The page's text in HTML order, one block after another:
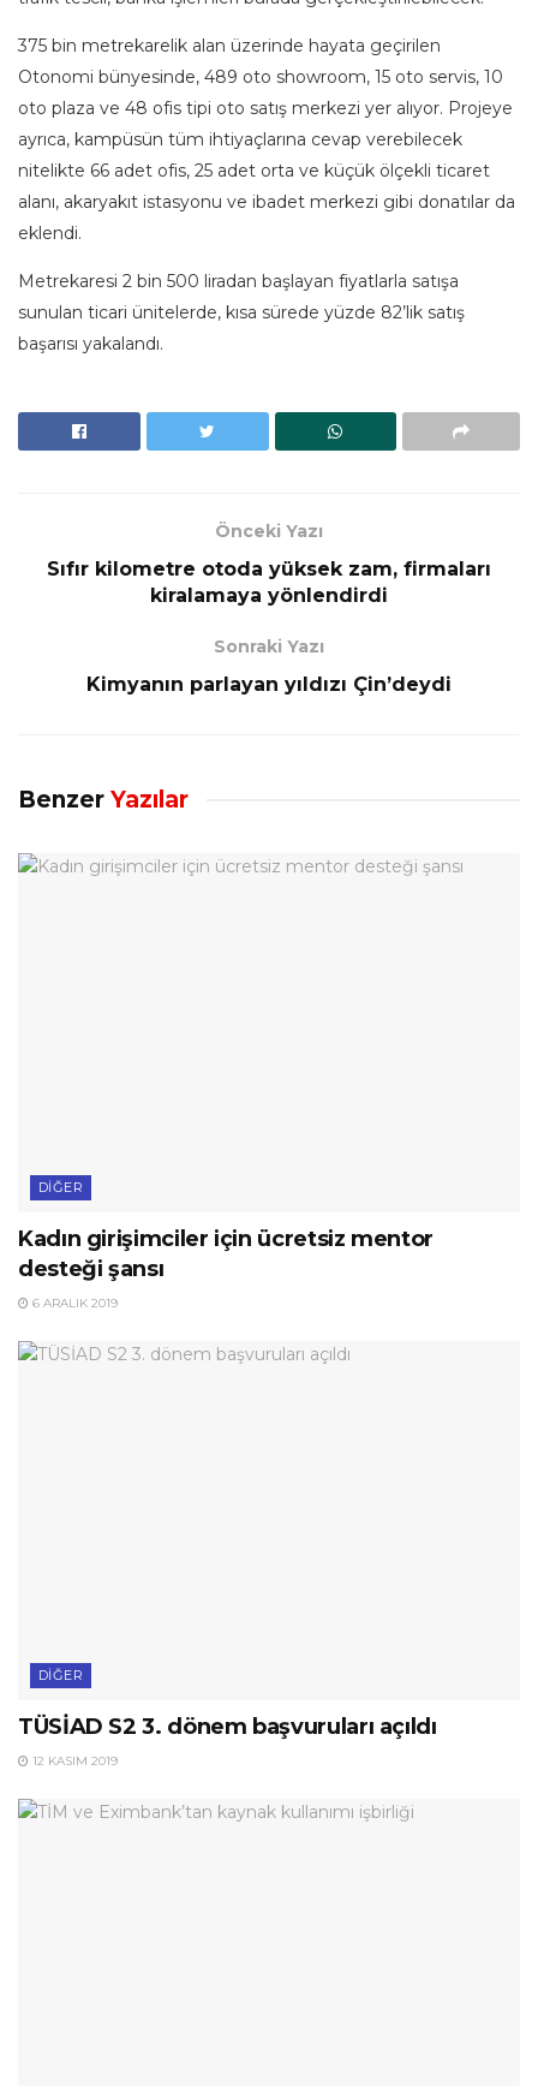
375 bin metrekarelik alan üzerinde hayata geçirilen
Otonomi bünyesinde, 489 oto showroom, 15 oto servis, 10
oto plaza ve 48 ofis tipi oto satış merkezi yer alıyor. Projeye
ayrıca, kampüsün tüm ihtiyaçlarına cevap verebilecek
nitelikte 66 adet ofis, 25 adet orta ve küçük ölçekli ticaret
alanı, akaryakıt istasyonu ve ibadet merkezi gibi donatılar da
eklendi.
Metrekaresi 2 bin 500 liradan başlayan fiyatlarla satışa
sunulan ticari ünitelerde, kısa sürede yüzde 82’lik satış
başarısı yakalandı.
Önceki Yazı
Sıfır kilometre otoda yüksek zam, firmaları
kiralamaya yönlendirdi
Sonraki Yazı
Kimyanın parlayan yıldızı Çin’deydi
Benzer Yazılar
DIĞER
Kadın girişimciler için ücretsiz mentor
desteği şansı
6 ARALIK 2019
DIĞER
TÜSİAD S2 3. dönem başvuruları açıldı
12 KASIM 2019